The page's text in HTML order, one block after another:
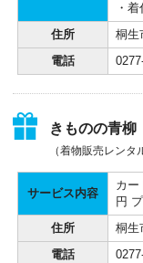
・
住所 桐生
電話
きものの青柳
（着物販売レンタ
サービス内容
カー
円
住所 桐生
電話